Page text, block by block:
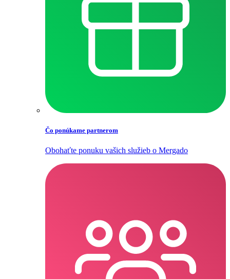
Čo ponúkame partnerom
Obohaťte ponuku vašich služieb o Mergado